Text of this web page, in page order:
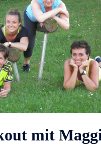
mit